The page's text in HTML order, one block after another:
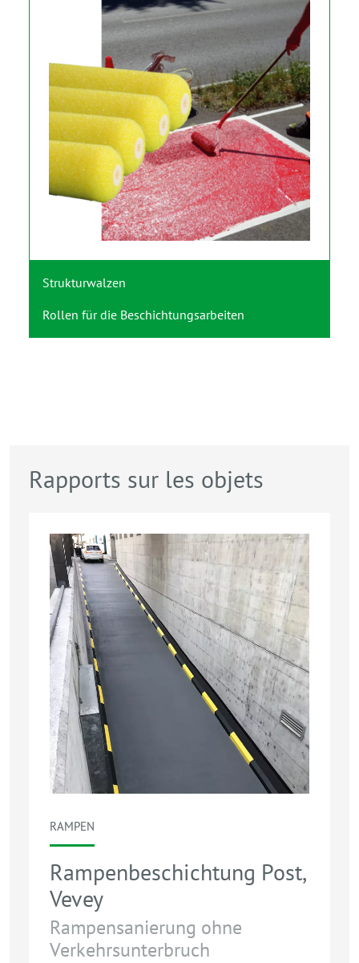
Strukturwalzen
Rollen für die Beschichtungsarbeiten
Rapports sur les objets
RAMPEN
Rampenbeschichtung Post,
Vevey
Rampensanierung ohne
Verkehrsunterbruch